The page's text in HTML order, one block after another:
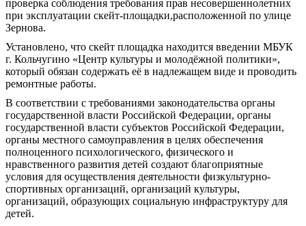
проверка соблюдения требования прав несовершеннолетних
при эксплуатации скейт-площадки,расположенной по улице
Зернова.
Установлено, что скейт площадка находится введении МБУК
г. Кольчугино «Центр культуры и молодёжной политики»,
который обязан содержать её в надлежащем виде и проводить
ремонтные работы.
В соответствии с требованиями законодательства органы
государственной власти Российской Федерации, органы
государственной власти субъектов Российской Федерации,
органы местного самоуправления в целях обеспечения
полноценного психологического, физического и
нравственного развития детей создают благоприятные
условия для осуществления деятельности физкультурно-
спортивных организаций, организаций культуры,
организаций, образующих социальную инфраструктуру для
детей.